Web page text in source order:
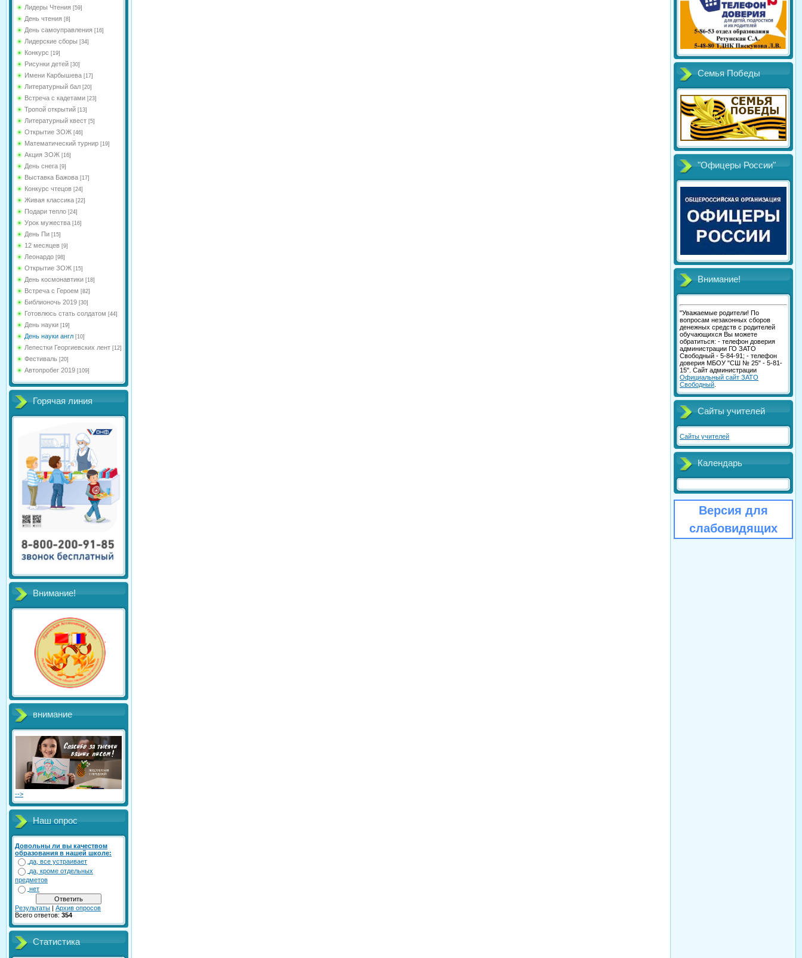
Лидеры Чтения [59]
День чтения [8]
День самоуправления [16]
Лидерские сборы [34]
Конкурс [19]
Рисунки детей [30]
Имени Карбышева [17]
Литературный бал [20]
Встреча с кадетами [23]
Тропой открытий [13]
Литературный квест [5]
Открытие ЗОЖ [46]
Математический турнир [19]
Акция ЗОЖ [16]
День снега [9]
Выставка Бажова [17]
Конкурс чтецов [24]
Живая классика [22]
Подари тепло [24]
Урок мужества [16]
День Пи [15]
12 месяцев [9]
Леонардо [98]
Открытие ЗОЖ [15]
День космонавтики [18]
Встреча с Героем [82]
Библионочь 2019 [30]
Готовлюсь стать солдатом [44]
День науки [19]
День науки англ [10]
Лепестки Георгиевских лент [12]
Фестиваль [20]
Автопробег 2019 [109]
Горячая линия
Внимание!
внимание
-->
Наш опрос
Довольны ли вы качеством
образования в нашей школе:
да, все устраивает
да, кроме отдельных
предметов
нет
Результаты | Архив опросов
Всего ответов: 354
Статистика
Семья Победы
"Офицеры России"
Внимание!
"Уважаемые родители! По
вопросам незаконных сборов
денежных средств с родителей
обучающихся Вы можете
обратиться: - телефон доверия
администрации ГО ЗАТО
Свободный - 5-84-91; - телефон
доверия МБОУ "СШ № 25" - 5-81-
15". Сайт администрации
Официальный сайт ЗАТО
Свободный
Сайты учителей
Сайты учителей
Календарь
Версия для
слабовидящих